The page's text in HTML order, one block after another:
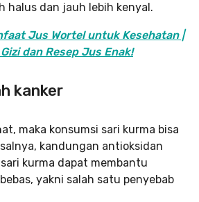
halus dan jauh lebih kenyal.
Jus Wortel untuk Kesehatan |
dan Resep Jus Enak!
kanker
maka konsumsi sari kurma bisa
kandungan antioksidan
kurma dapat membantu
yakni salah satu penyebab